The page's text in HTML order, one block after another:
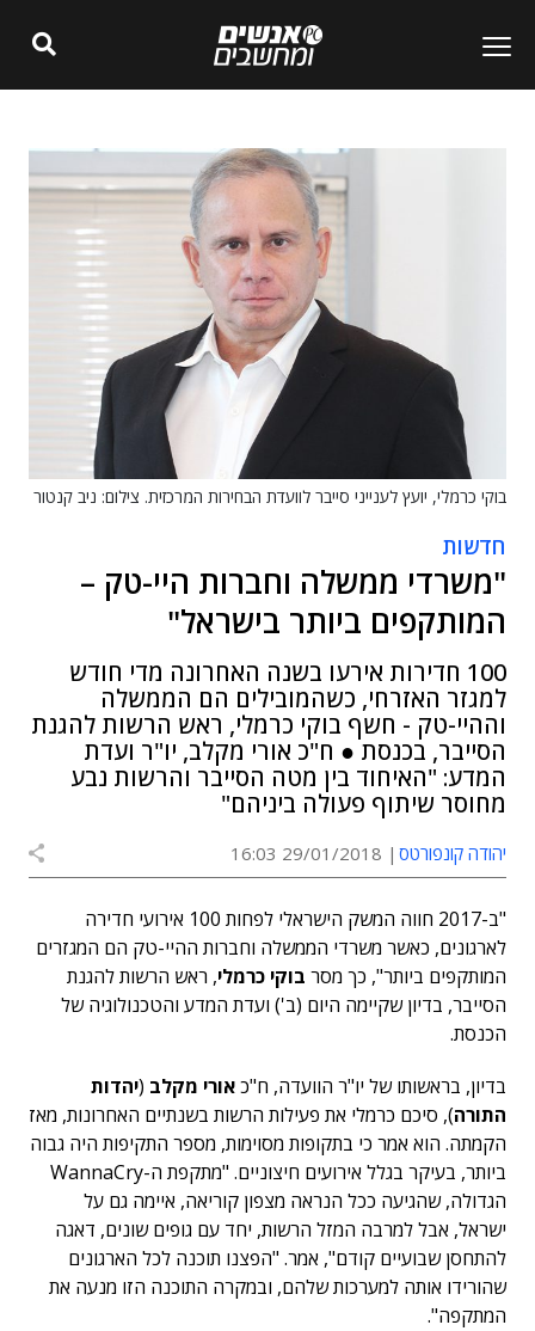
בוקי כרמלי, יועץ לענייני סייבר לוועדת הבחירות המרכזית. צילום: ניב קנטור
חדשות
"משרדי ממשלה וחברות היי-טק –
המותקפים ביותר בישראל"
100 חדירות אירעו בשנה האחרונה מדי חודש
למגזר האזרחי, כשהמובילים הם הממשלה
וההיי-טק - חשף בוקי כרמלי, ראש הרשות להגנת
הסייבר, בכנסת ● ח"כ אורי מקלב, יו"ר ועדת
המדע: "האיחוד בין מטה הסייבר והרשות נבע
מחוסר שיתוף פעולה ביניהם"
יהודה קונפורטס 29/01/2018 16:03
"ב-2017 חווה המשק הישראלי לפחות 100 אירועי חדירה
לארגונים, כאשר משרדי הממשלה וחברות ההיי-טק הם המגזרים
המותקפים ביותר", כך מסר בוקי כרמלי, ראש הרשות להגנת
הסייבר, בדיון שקיימה היום (ב') ועדת המדע והטכנולוגיה של
הכנסת.
בדיון, בראשותו של יו"ר הוועדה, ח"כאורי מקלב (יהדות
התורה), סיכם כרמלי את פעילות הרשות בשנתיים האחרונות, מאז
הקמתה. הוא אמר כי בתקופות מסוימות, מספר התקיפות היה גבוה
ביותר, בעיקר בגלל אירועים חיצוניים. "מתקפת ה-WannaCry
הגדולה, שהגיעה ככל הנראה מצפון קוריאה, איימה גם על
ישראל, אבל למרבה המזל הרשות, יחד עם גופים שונים, דאגה
להתחסן שבועיים קודם", אמר. "הפצנו תוכנה לכל הארגונים
שהורידו אותה למערכות שלהם, ובמקרה התוכנה הזו מנעה את
המתקפה".